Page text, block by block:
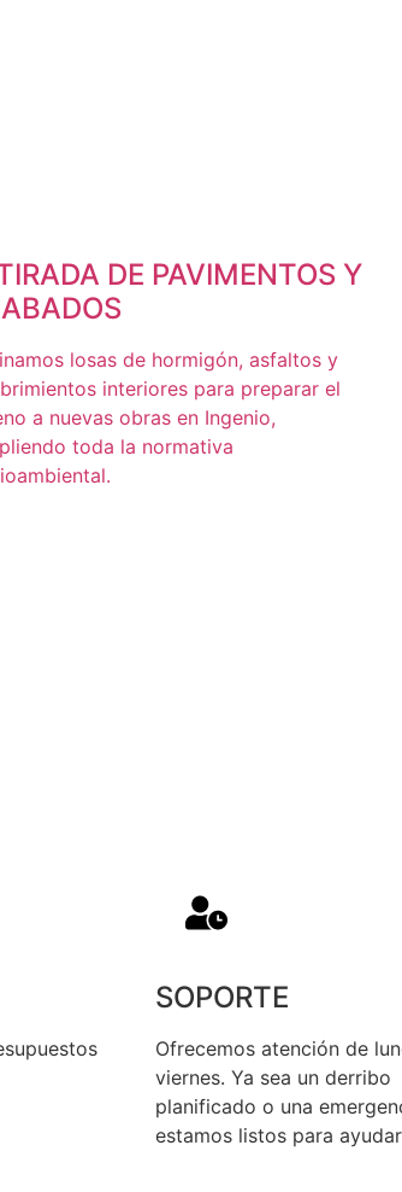
DE PAVIMENTOS Y
losas de hormigón, asfaltos y
interiores para preparar el
a nuevas obras en Ingenio,
toda la normativa
SOPORTE
Ofrecemos atención de
viernes. Ya sea un derribo
planificado o una
estamos listos para